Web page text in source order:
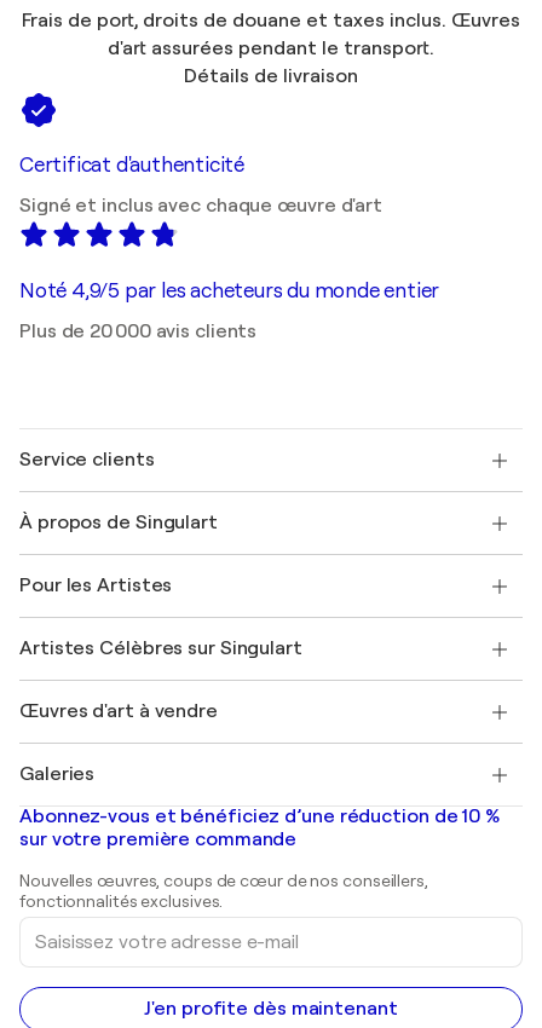
Frais de port, droits de douane et taxes inclus. Œuvres
d'art assurées pendant le transport.
Détails de livraison
Certificat d'authenticité
Signé et inclus avec chaque œuvre d'art
Noté 4,9/5 par les acheteurs du monde entier
Plus de 20 000 avis clients
Service clients
Expédition
Offrir une carte cadeau
Rejoignez notre programme commercial
Mon compte
+33 1 76 44 06 42
À propos de Singulart
FAQ
Magazine Singulart
Emplois
Découvrez une sélection d'art original
Pour les Artistes
Se connecter en tant qu'Artiste
Artistes Célèbres sur Singulart
Marc Chagall
Banksy
Mr. Brainwash
Shepard Fairey
Œuvres d'art à vendre
Tableaux abstraits à vendre
Peintures de paysage
Estampes
Peintures acryliques
Galeries
Galeries d'art en France
Galeries d'art en Belgique
Abonnez-vous et bénéficiez d’une réduction de 10 %
sur votre première commande
Nouvelles œuvres, coups de cœur de nos conseillers,
fonctionnalités exclusives.
Saisissez
votre
adresse
e-
mail
J'en profite dès maintenant